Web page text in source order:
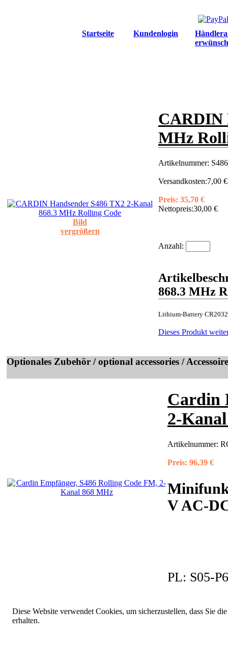
Startseite Kundenlogin
Bild
vergrößern
CARDIN
MHz
Artikelnummer:
Versandkosten:7,00 €
Preis: 35,70 €
Nettopreis:30,00 €
Anzahl:
868.3 MHz
Lithium-Battery CR2032
Dieses Produkt
Optionales Zubehör / optional accessories /
Cardin
2-
Artikelnummer:
Preis: 96,39 €
V AC-
PL: S05-
Diese Website verwendet Cookies, um sicherzustellen, dass Sie
erhalten.